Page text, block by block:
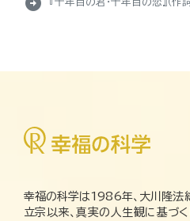
『十年目の君・十年目の恋』（作
幸福の科学は1986年、大川隆法
立宗以来、真実の人生観に基づく